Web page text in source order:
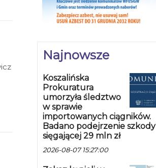
Najnowsze
Koszalińska
Prokuratura
umorzyła śledztwo
w sprawie
importowanych ciągników.
Badano podejrzenie szkody
sięgającej 29 mln zł
2026-08-07 15:27:00